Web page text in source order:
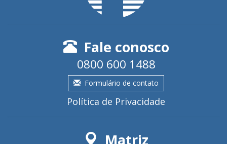
Fale conosco
0800 600 1488
Formulário de contato
Política de Privacidade
Matriz